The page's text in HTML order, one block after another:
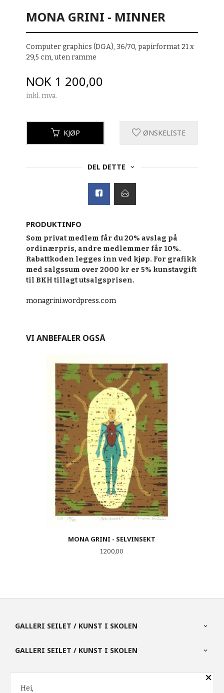
MONA GRINI - MINNER
Computer graphics (DGA), 36/70, papirformat 21 x
29,5 cm, uten ramme
Pris
NOK 1 200,00
inkl. mva.
KJØP ØNSKELISTE
DEL DETTE
PRODUKTINFO
Som privat medlem får du 20% avslag på
ordinærpris, andre medlemmer får 10%.
Rabattkoden legges inn ved kjøp. For grafikk
med salgssum over 2000 kr er 5% kunstavgift
til BKH tillagt utsalgsprisen.
monagrini.wordpress.com
VI ANBEFALER OGSÅ
MONA GRINI - SELVINSEKT
Pris
1 200,00
GALLERI SEILET / KUNST I SKOLEN
GALLERI SEILET / KUNST I SKOLEN
PARTNERE ×
Hei,